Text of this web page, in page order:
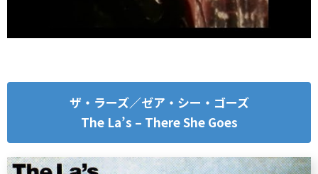
ザ・ラーズ／ゼア・シー・ゴーズ
The La’s – There She Goes